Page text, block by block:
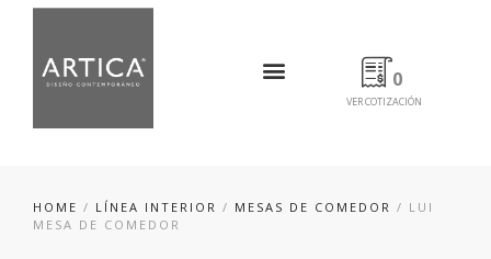
0
VER COTIZACIÓN
HOME / LÍNEA INTERIOR / MESAS DE COMEDOR / LUI
MESA DE COMEDOR